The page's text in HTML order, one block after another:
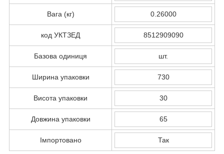
Вага (кг) 0.26000
код УКТЗЕД 8512909090
Базова одиниця шт.
Ширина упаковки 730
Висота упаковки 30
Довжина упаковки 65
Імпортовано Так